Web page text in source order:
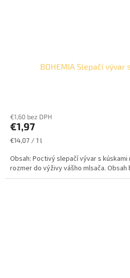
BOHEMIA Slepačí vývar
€1,60 bez DPH
€1,97
Jednotková
€14,07 / 1 l
Obsah: Poctivý slepačí vývar s
rozmer do výživy vášho mlsača. Obsah